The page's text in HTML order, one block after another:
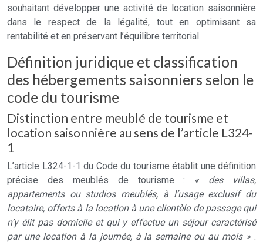
souhaitant développer une activité de location saisonnière
dans le respect de la légalité, tout en optimisant sa
rentabilité et en préservant l’équilibre territorial.
Définition juridique et classification
des hébergements saisonniers selon le
code du tourisme
Distinction entre meublé de tourisme et
location saisonnière au sens de l’article L324-
1
L’article L324-1-1 du Code du tourisme établit une définition
précise des meublés de tourisme : « des villas,
appartements ou studios meublés, à l’usage exclusif du
locataire, offerts à la location à une clientèle de passage qui
n’y élit pas domicile et qui y effectue un séjour caractérisé
par une location à la journée, à la semaine ou au mois » .